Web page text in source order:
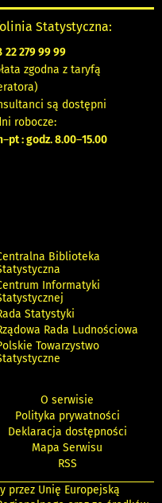
Statystyczna:
22 279 99 99
zgodna z taryfą
są dostępni
robocze:
–pt : godz. 8.00–15.00
Biblioteka
Informatyki
Statystyki
Rada Ludnościowa
Towarzystwo
O serwisie
Polityka prywatności
Deklaracja dostępności
Mapa Serwisu
RSS
przez Unię Europejską